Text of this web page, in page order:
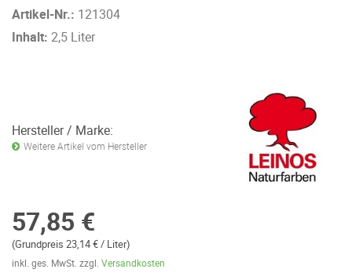
Artikel-Nr.: 121304
Inhalt: 2,5 Liter
Hersteller / Marke:
Weitere Artikel vom Hersteller
57,85 €
(Grundpreis 23,14 € / Liter)
inkl. ges. MwSt. zzgl. Versandkosten